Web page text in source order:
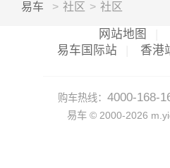
正在加载
易车 > 社区 > 社区
网站地图
易车国际站
香港
购车热线： 4000-168-
易车 © 2000-2026